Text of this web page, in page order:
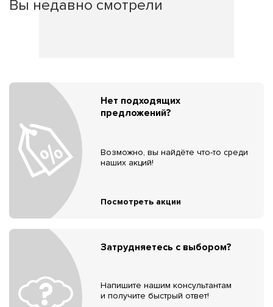
Вы недавно смотрели
Нет подходящих
предложений?
Возможно, вы найдёте что-то среди
наших акций!
Посмотреть акции
Затрудняетесь с выбором?
Напишите нашим консультантам
и получите быстрый ответ!